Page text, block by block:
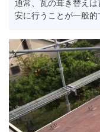
安に行うことが一般的